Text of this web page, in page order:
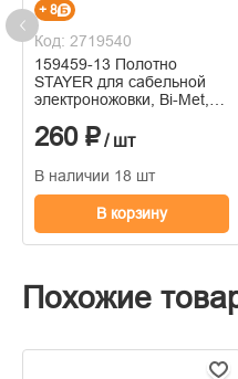
+ 8
Код: 2719540
159459-13 Полотно
STAYER для сабельной
электроножовки, Bi-Met,
260 ₽/ шт
В наличии 18 шт
В корзину
Похожие